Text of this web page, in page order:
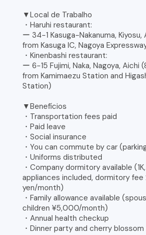
▼Local de Trabalho
・Haruhi restaurant:
ー 34-1 Kasuga-Nakanuma,
from Kasuga IC, Nagoya
・Kinenbashi restaurant:
ー 6-15 Fujimi, Naka, Nagoya, Aichi
from Kamimaezu Station and
Station)
▼Benefícios
・Transportation fees paid
・Paid leave
・Social insurance
・You can commute by car
・Uniforms distributed
・Company dormitory available
appliances included, dormitory
yen/month)
・Family allowance available
children ¥5,000/month)
・Annual health checkup
・Dinner party and cherry